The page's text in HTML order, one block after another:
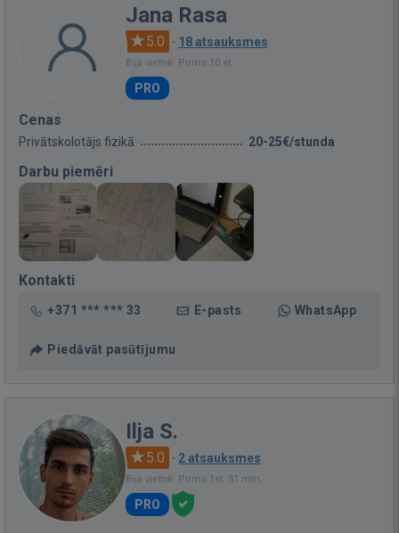
Jana Rasa
5.0 · 18 atsauksmes
Bija vietnē: Pirms 10 st.
PRO
Cenas
Privātskolotājs fizikā 20-25€/stunda
Darbu piemēri
Kontakti
+371 *** *** 33 E-pasts WhatsApp
Piedāvāt pasūtījumu
Ilja S.
5.0 · 2 atsauksmes
Bija vietnē: Pirms 1st. 51 min.
PRO